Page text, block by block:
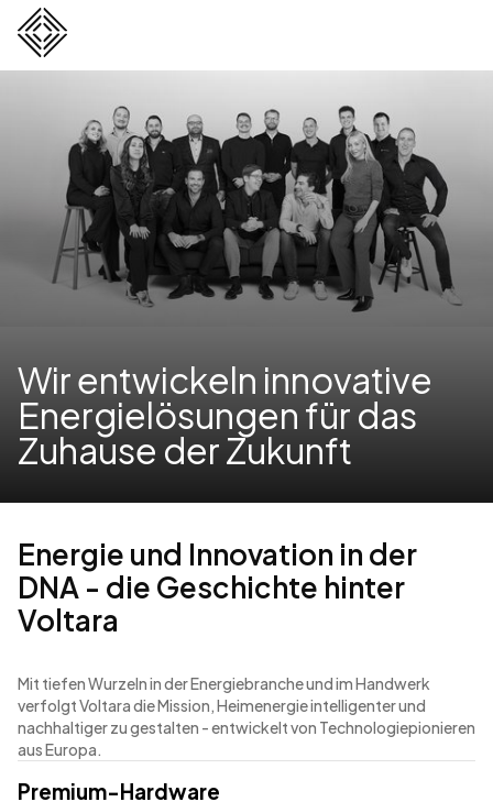
Wir entwickeln innovative
Energielösungen für das
Zuhause der Zukunft
Energie und Innovation in der
DNA - die Geschichte hinter
Voltara
Mit tiefen Wurzeln in der Energiebranche und im Handwerk
verfolgt Voltara die Mission, Heimenergie intelligenter und
nachhaltiger zu gestalten - entwickelt von Technologiepionieren
aus Europa.
Premium-Hardware